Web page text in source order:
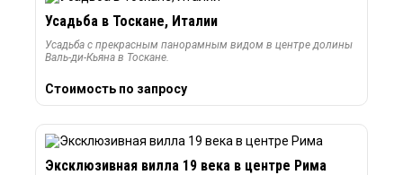
Усадьба в Тоскане, Италии
Усадьба с прекрасным панорамным видом в центре долины
Валь-ди-Кьяна в Тоскане.
Стоимость по запросу
Эксклюзивная вилла 19 века в центре Рима